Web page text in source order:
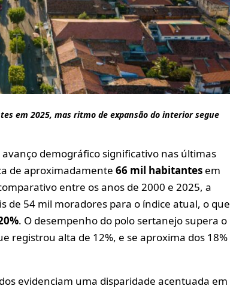
em 2025, mas ritmo de expansão do interior segue
demográfico significativo nas últimas
de aproximadamente 66 mil habitantes em
entre os anos de 2000 e 2025, a
de 54 mil moradores para o índice atual, o que
. O desempenho do polo sertanejo supera o
registrou alta de 12%, e se aproxima dos 18%
evidenciam uma disparidade acentuada em